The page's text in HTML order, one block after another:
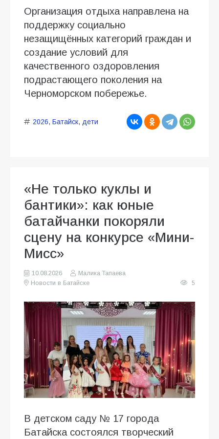
Организация отдыха направлена на
поддержку социально
незащищённых категорий граждан и
создание условий для
качественного оздоровления
подрастающего поколения на
Черноморском побережье.
2026, Батайск, дети
«Не только куклы и
бантики»: как юные
батайчанки покоряли
сцену на конкурсе «Мини-
Мисс»
10.08.2026
Малика Тапаева
Новости в Батайске
5
В детском саду № 17 города
Батайска состоялся творческий